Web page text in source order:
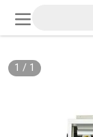
1
/
1